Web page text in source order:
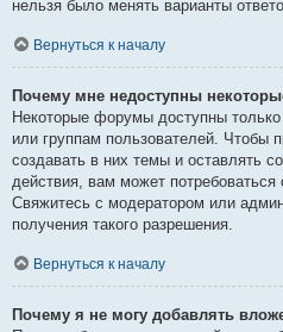
нельзя было менять варианты
Вернуться к началу
Почему мне недоступны
Некоторые форумы доступны
или группам пользователей. Чтобы
создавать в них темы и оставлять
действия, вам может потребоваться
Свяжитесь с модератором или
получения такого разрешения.
Вернуться к началу
Почему я не могу добавлять